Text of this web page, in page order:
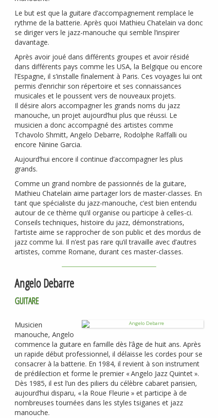
Le but est que la guitare d’accompagnement remplace le
rythme de la batterie. Après quoi Mathieu Chatelain va donc
se diriger vers le jazz-manouche qui semble l’inspirer
davantage.
Après avoir joué dans différents groupes et avoir résidé
dans différents pays comme les USA, la Belgique ou encore
l’Espagne, il s’installe finalement à Paris. Ces voyages lui ont
permis d’enrichir son répertoire et ses connaissances
musicales et le poussent vers de nouveaux projets.
Il désire alors accompagner les grands noms du jazz
manouche, un projet aujourd’hui plus que réussi. Le
musicien a donc accompagné des artistes comme
Tchavolo Shmitt, Angelo Debarre, Rodolphe Raffalli ou
encore Ninine Garcia.
Aujourd’hui encore il continue d’accompagner les plus
grands.
Comme un grand nombre de passionnés de la guitare,
Mathieu Chatelain aime partager lors de master-classes. En
tant que spécialiste du jazz-manouche, c’est bien entendu
autour de ce thème qu’il organise ou participe à celles-ci.
Conseils techniques, histoire du jazz, démonstrations,
l’artiste aime se rapprocher de son public et des mordus de
jazz comme lui. Il n’est pas rare qu’il travaille avec d’autres
artistes, comme Romane, durant ces master-classes.
Angelo Debarre
GUITARE
Musicien
manouche, Angelo
commence la guitare en famille dès l’âge de huit ans. Après
un rapide début professionnel, il délaisse les cordes pour se
consacrer à la batterie. En 1984, il revient à son instrument
de prédilection et forme le premier «Angelo Jazz Quintet ».
Dès 1985, il est l’un des piliers du célèbre cabaret parisien,
aujourd’hui disparu, «la Roue Fleurie » et participe à de
nombreuses tournées dans les styles tsiganes et jazz
manouche.